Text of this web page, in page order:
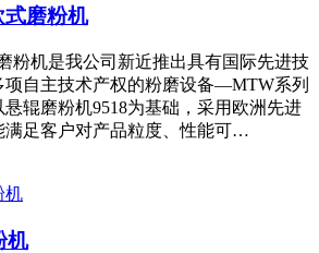
磨粉机
粉机是我公司新近推出具有国际先进技
项自主技术产权的粉磨设备—MTW系列
辊磨粉机9518为基础，采用欧洲先进
满足客户对产品粒度、性能可…
机